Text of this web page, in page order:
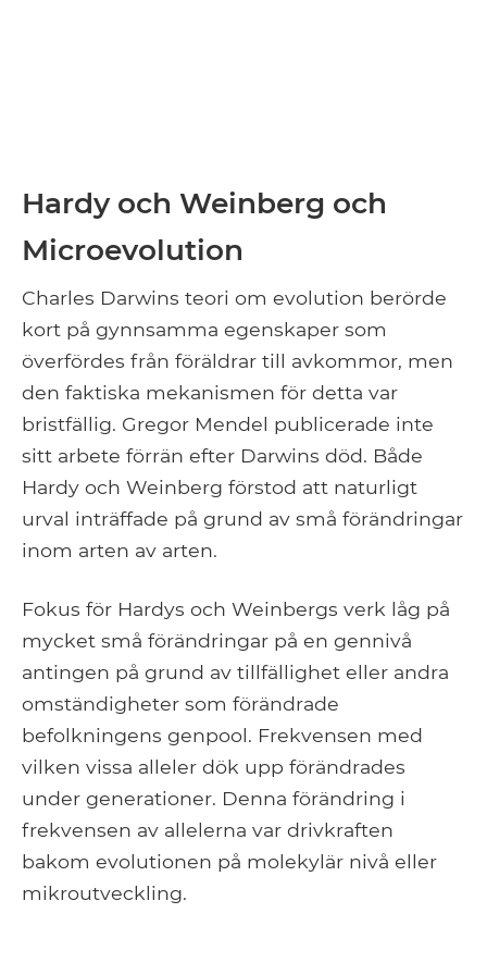
Hardy och Weinberg och
Microevolution
Charles Darwins teori om evolution berörde
kort på gynnsamma egenskaper som
överfördes från föräldrar till avkommor, men
den faktiska mekanismen för detta var
bristfällig. Gregor Mendel publicerade inte
sitt arbete förrän efter Darwins död. Både
Hardy och Weinberg förstod att naturligt
urval inträffade på grund av små förändringar
inom arten av arten.
Fokus för Hardys och Weinbergs verk låg på
mycket små förändringar på en gennivå
antingen på grund av tillfällighet eller andra
omständigheter som förändrade
befolkningens genpool. Frekvensen med
vilken vissa alleler dök upp förändrades
under generationer. Denna förändring i
frekvensen av allelerna var drivkraften
bakom evolutionen på molekylär nivå eller
mikroutveckling.